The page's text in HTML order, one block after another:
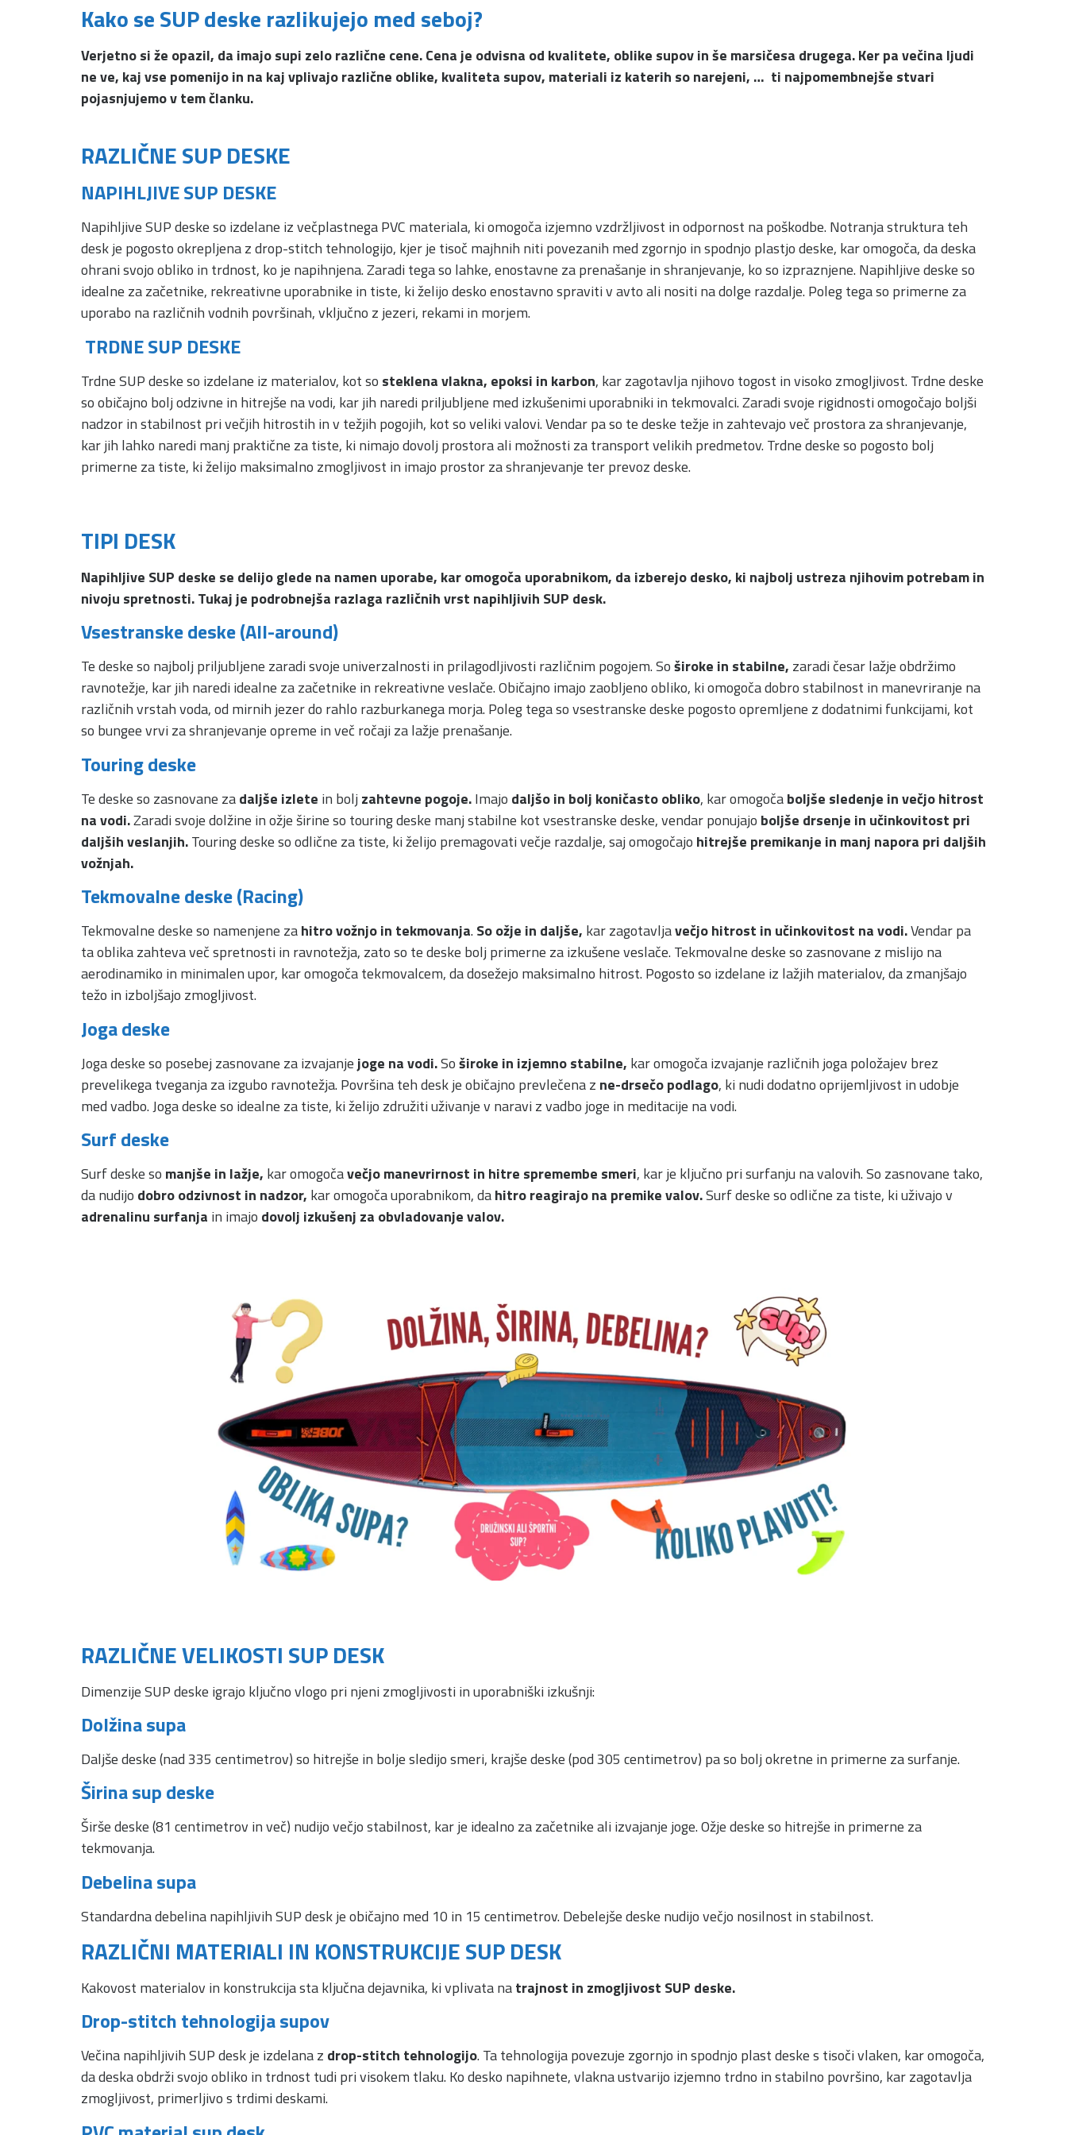
Kako se SUP deske razlikujejo med seboj?
Verjetno si že opazil, da imajo supi zelo različne cene. Cena je odvisna od kvalitete, oblike supov in še marsičesa drugega. Ker pa večina ljudi
ne ve, kaj vse pomenijo in na kaj vplivajo različne oblike, kvaliteta supov, materiali iz katerih so narejeni, … ti najpomembnejše stvari
pojasnjujemo v tem članku.
RAZLIČNE SUP DESKE
NAPIHLJIVE SUP DESKE
Napihljive SUP deske so izdelane iz večplastnega PVC materiala, ki omogoča izjemno vzdržljivost in odpornost na poškodbe. Notranja struktura teh
desk je pogosto okrepljena z drop-stitch tehnologijo, kjer je tisoč majhnih niti povezanih med zgornjo in spodnjo plastjo deske, kar omogoča, da deska
ohrani svojo obliko in trdnost, ko je napihnjena. Zaradi tega so lahke, enostavne za prenašanje in shranjevanje, ko so izpraznjene. Napihljive deske so
idealne za začetnike, rekreativne uporabnike in tiste, ki želijo desko enostavno spraviti v avto ali nositi na dolge razdalje. Poleg tega so primerne za
uporabo na različnih vodnih površinah, vključno z jezeri, rekami in morjem.
TRDNE SUP DESKE
Trdne SUP deske so izdelane iz materialov, kot so steklena vlakna, epoksi in karbon, kar zagotavlja njihovo togost in visoko zmogljivost. Trdne deske
so običajno bolj odzivne in hitrejše na vodi, kar jih naredi priljubljene med izkušenimi uporabniki in tekmovalci. Zaradi svoje rigidnosti omogočajo boljši
nadzor in stabilnost pri večjih hitrostih in v težjih pogojih, kot so veliki valovi. Vendar pa so te deske težje in zahtevajo več prostora za shranjevanje,
kar jih lahko naredi manj praktične za tiste, ki nimajo dovolj prostora ali možnosti za transport velikih predmetov. Trdne deske so pogosto bolj
primerne za tiste, ki želijo maksimalno zmogljivost in imajo prostor za shranjevanje ter prevoz deske.
TIPI DESK
Napihljive SUP deske se delijo glede na namen uporabe, kar omogoča uporabnikom, da izberejo desko, ki najbolj ustreza njihovim potrebam in
nivoju spretnosti. Tukaj je podrobnejša razlaga različnih vrst napihljivih SUP desk.
Vsestranske deske (All-around)
Te deske so najbolj priljubljene zaradi svoje univerzalnosti in prilagodljivosti različnim pogojem. Soširoke in stabilne, zaradi česar lažje obdržimo
ravnotežje, kar jih naredi idealne za začetnike in rekreativne veslače. Običajno imajo zaobljeno obliko, ki omogoča dobro stabilnost in manevriranje na
različnih vrstah voda, od mirnih jezer do rahlo razburkanega morja. Poleg tega so vsestranske deske pogosto opremljene z dodatnimi funkcijami, kot
so bungee vrvi za shranjevanje opreme in več ročaji za lažje prenašanje.
Touring deske
Te deske so zasnovane zadaljše izlete in bolj zahtevne pogoje.Imajo daljšo in bolj koničasto obliko, kar omogočaboljše sledenje in večjo hitrost
na vodi.Zaradi svoje dolžine in ožje širine so touring deske manj stabilne kot vsestranske deske, vendar ponujajo boljše drsenje in učinkovitost pri
daljših veslanjih.Touring deske so odlične za tiste, ki želijo premagovati večje razdalje, saj omogočajo hitrejše premikanje in manj napora pri daljših
vožnjah.
Tekmovalne deske (Racing)
Tekmovalne deske so namenjene zahitro vožnjo in tekmovanja. So ožje in daljše, kar zagotavljavečjo hitrost in učinkovitost na vodi.Vendar pa
ta oblika zahteva več spretnosti in ravnotežja, zato so te deske bolj primerne za izkušene veslače. Tekmovalne deske so zasnovane z mislijo na
aerodinamiko in minimalen upor, kar omogoča tekmovalcem, da dosežejo maksimalno hitrost. Pogosto so izdelane iz lažjih materialov, da zmanjšajo
težo in izboljšajo zmogljivost.
Joga deske
Joga deske so posebej zasnovane za izvajanjejoge na vodi.Soširoke in izjemno stabilne, kar omogoča izvajanje različnih joga položajev brez
prevelikega tveganja za izgubo ravnotežja. Površina teh desk je običajno prevlečena z ne-drsečo podlago, ki nudi dodatno oprijemljivost in udobje
med vadbo. Joga deske so idealne za tiste, ki želijo združiti uživanje v naravi z vadbo joge in meditacije na vodi.
Surf deske
Surf deske so manjše in lažje, kar omogočavečjo manevrirnost in hitre spremembe smeri, kar je ključno pri surfanju na valovih. So zasnovane tako,
da nudijo dobro odzivnost in nadzor, kar omogoča uporabnikom, dahitro reagirajo na premike valov.Surf deske so odlične za tiste, ki uživajo v
adrenalinu surfanja in imajo dovolj izkušenj za obvladovanje valov.
RAZLIČNE VELIKOSTI SUP DESK
Dimenzije SUP deske igrajo ključno vlogo pri njeni zmogljivosti in uporabniški izkušnji:
Dolžina supa
Daljše deske (nad 335 centimetrov) so hitrejše in bolje sledijo smeri, krajše deske (pod 305 centimetrov) pa so bolj okretne in primerne za surfanje.
Širina sup deske
Širše deske (81 centimetrov in več) nudijo večjo stabilnost, kar je idealno za začetnike ali izvajanje joge. Ožje deske so hitrejše in primerne za
tekmovanja.
Debelina supa
Standardna debelina napihljivih SUP desk je običajno med 10 in 15 centimetrov. Debelejše deske nudijo večjo nosilnost in stabilnost.
RAZLIČNI MATERIALI IN KONSTRUKCIJE SUP DESK
Kakovost materialov in konstrukcija sta ključna dejavnika, ki vplivata natrajnost in zmogljivost SUP deske.
Drop-stitch tehnologija supov
Večina napihljivih SUP desk je izdelana z drop-stitch tehnologijo. Ta tehnologija povezuje zgornjo in spodnjo plast deske s tisoči vlaken, kar omogoča,
da deska obdrži svojo obliko in trdnost tudi pri visokem tlaku. Ko desko napihnete, vlakna ustvarijo izjemno trdno in stabilno površino, kar zagotavlja
zmogljivost, primerljivo s trdimi deskami.